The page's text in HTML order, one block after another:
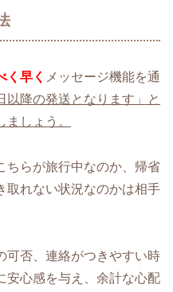
く早く メッセージ機能を通
以降の発送となります」と
しょう。
ちらが旅行中なのか、帰省
取れない状況なのかは相手
可否、連絡がつきやすい時
安心感を与え、余計な心配